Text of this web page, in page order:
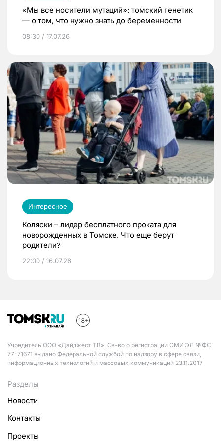
«Мы все носители мутаций»: томский генетик
— о том, что нужно знать до беременности
08:30 / 17.07.26
Интересное
Коляски – лидер бесплатного проката для
новорожденных в Томске. Что еще берут
родители?
22:00 / 16.07.26
Учредитель ООО «Дайджест ТВ». Св-во о регистрации СМИ ЭЛ №ФС
77-71671 выдано Федеральной службой по надзору в сфере связи,
информационных технологий и массовых коммуникаций 23.11.2017
Разделы
Новости
Контакты
Проекты